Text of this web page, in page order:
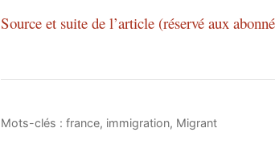
Source et suite de l’article (réservé aux
Mots-clés : france, immigration, Migrant